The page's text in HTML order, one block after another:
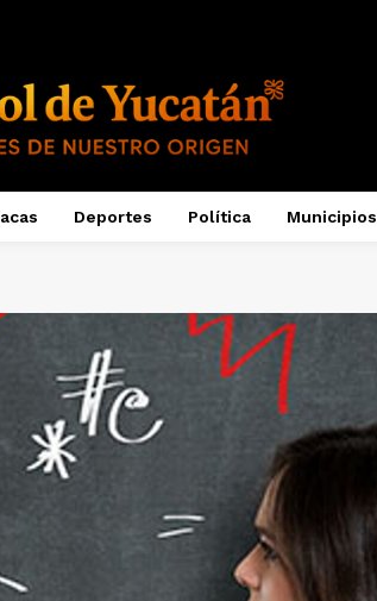
Deportes Política Municipios